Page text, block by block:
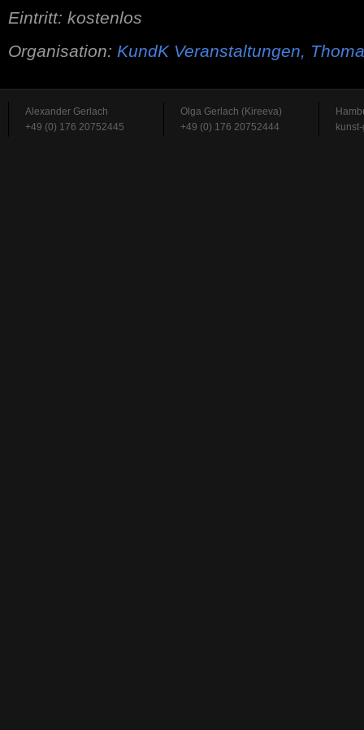
Eintritt: kostenlos
Organisation: KundK Veranstaltungen,
Alexander Gerlach
+49 (0) 176 20752445
Olga Gerlach (Kireeva)
+49 (0) 176 20752444